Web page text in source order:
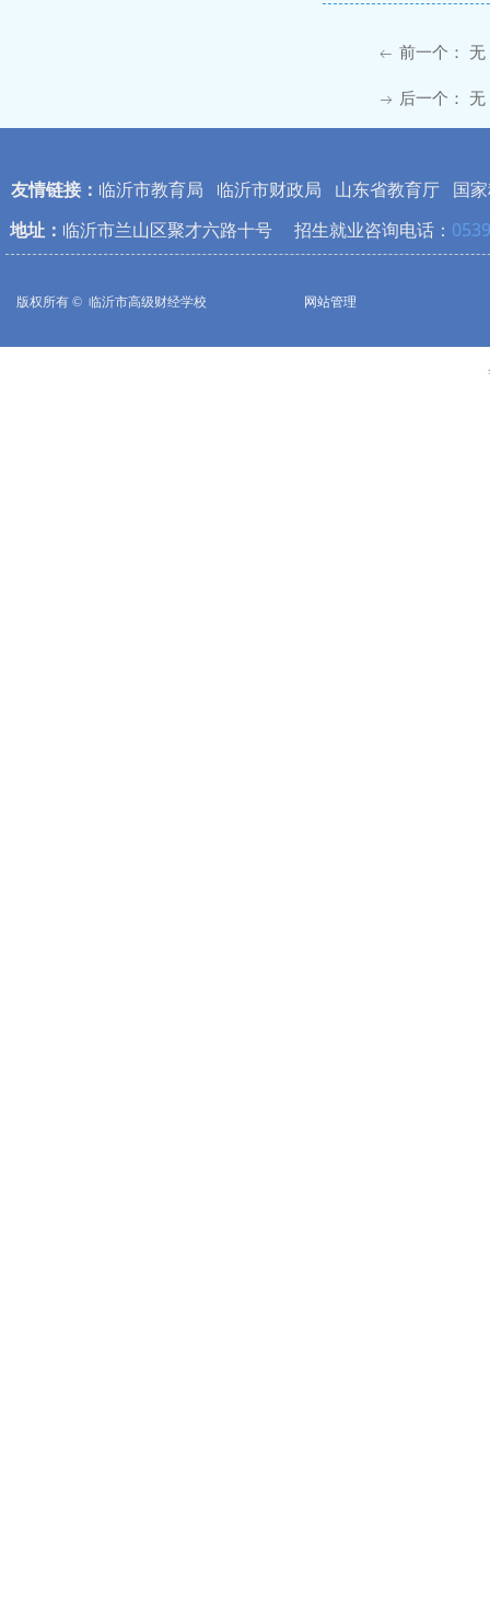
ꂃ 前一个： 无
ꁹ 后一个： 无
地址： 临沂市兰山区聚才六路十号 招生就业咨询电话：
友情链接： 临沂市教育局 临沂市财政局 山东省教育厅 国
版权所有 © 临沂市高级财经学校 网站管理